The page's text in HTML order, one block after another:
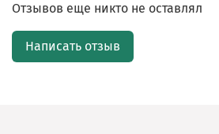
Отзывов еще никто не оставлял
Написать отзыв